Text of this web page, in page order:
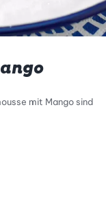
mit Mango sind